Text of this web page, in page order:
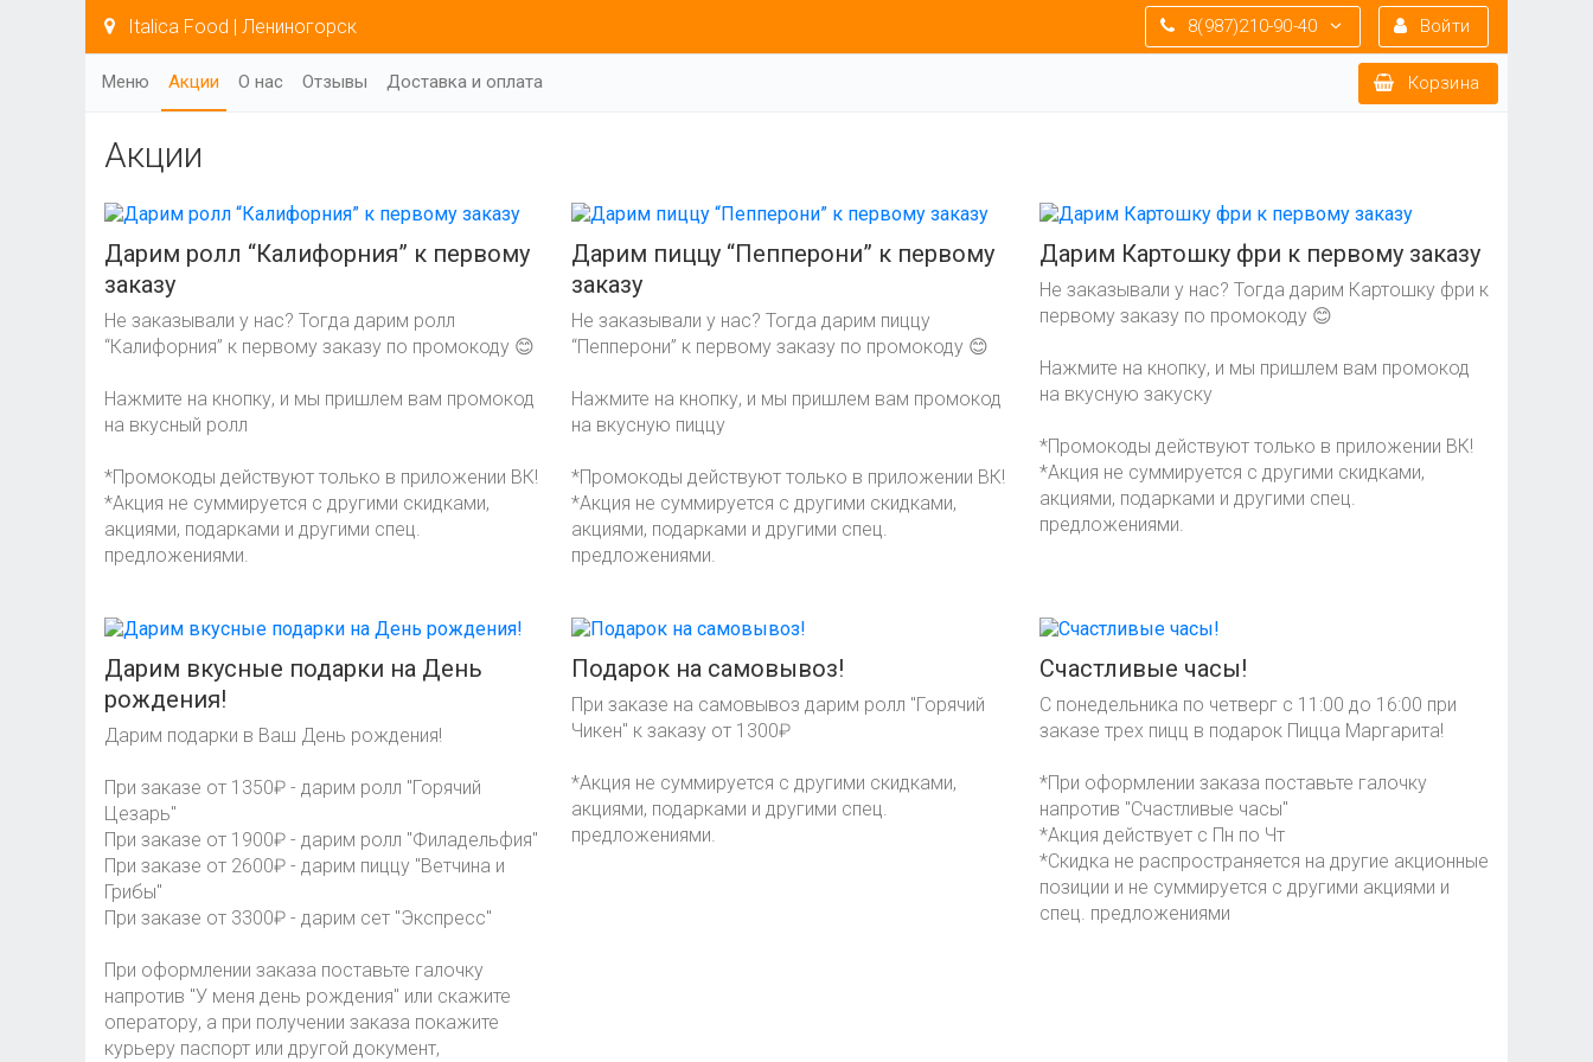
Войти
8(987)210-90-40
Italica Food | Лениногорск
Корзина
Меню Акции О нас Отзывы Доставка и оплата
Акции
Дарим ролл “Калифорния” к первому
заказу
Не заказывали у нас? Тогда дарим ролл
“Калифорния” к первому заказу по промокоду 😊
Нажмите на кнопку, и мы пришлем вам промокод
на вкусный ролл
*Промокоды действуют только в приложении ВК!
*Акция не суммируется с другими скидками,
акциями, подарками и другими спец.
предложениями.
Дарим пиццу “Пепперони” к первому
заказу
Не заказывали у нас? Тогда дарим пиццу
“Пепперони” к первому заказу по промокоду 😊
Нажмите на кнопку, и мы пришлем вам промокод
на вкусную пиццу
*Промокоды действуют только в приложении ВК!
*Акция не суммируется с другими скидками,
акциями, подарками и другими спец.
предложениями.
Дарим Картошку фри к первому заказу
Не заказывали у нас? Тогда дарим Картошку фри к
первому заказу по промокоду 😊
Нажмите на кнопку, и мы пришлем вам промокод
на вкусную закуску
*Промокоды действуют только в приложении ВК!
*Акция не суммируется с другими скидками,
акциями, подарками и другими спец.
предложениями.
Дарим вкусные подарки на День
рождения!
Дарим подарки в Ваш День рождения!
При заказе от 1350₽ - дарим ролл "Горячий
Цезарь"
При заказе от 1900₽ - дарим ролл "Филадельфия"
При заказе от 2600₽ - дарим пиццу "Ветчина и
Грибы"
При заказе от 3300₽ - дарим сет "Экспресс"
При оформлении заказа поставьте галочку
напротив "У меня день рождения" или скажите
оператору, а при получении заказа покажите
курьеру паспорт или другой документ,
Подарок на самовывоз!
При заказе на самовывоз дарим ролл "Горячий
Чикен" к заказу от 1300₽
*Акция не суммируется с другими скидками,
акциями, подарками и другими спец.
предложениями.
Счастливые часы!
С понедельника по четверг с 11:00 до 16:00 при
заказе трех пицц в подарок Пицца Маргарита!
*При оформлении заказа поставьте галочку
напротив "Счастливые часы"
*Акция действует с Пн по Чт
*Скидка не распространяется на другие акционные
позиции и не суммируется с другими акциями и
спец. предложениями